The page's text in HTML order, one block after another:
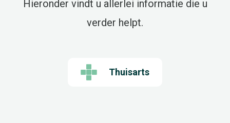
Hieronder vindt u allerlei informatie die u
verder helpt.
Thuisarts